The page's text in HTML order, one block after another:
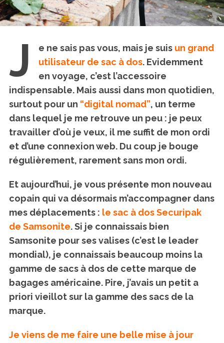
J e ne sais pas vous, mais je suis un grand
utilisateur de sac à dos. Evidemment
en voyage, c’est l’accessoire
indispensable. Mais aussi dans mon quotidien,
surtout pour un “digital nomad”, un terme
dans lequel je me retrouve un peu : je peux
travailler d’où je veux, il me suffit de mon ordi
et d’une connexion web. Du coup je bouge
régulièrement, rarement sans mon ordi.
Et aujourd’hui, je vous présente mon nouveau
copain qui va désormais m’accompagner dans
mes déplacements : le sac à dos Securipak
de Samsonite. Si je connaissais bien
Samsonite pour ses valises (c’est le leader
mondial), je connaissais beaucoup moins la
gamme de sacs à dos de cette marque de
bagages américaine. Pire, j’avais un petit a
priori vieillot sur la gamme des sacs de la
marque.
Je viens de me faire une belle mise à jour